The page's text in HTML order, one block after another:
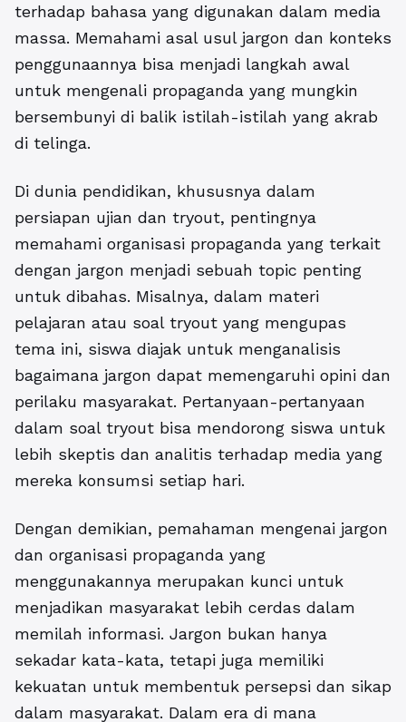
terhadap bahasa yang digunakan dalam media
massa. Memahami asal usul jargon dan konteks
penggunaannya bisa menjadi langkah awal
untuk mengenali propaganda yang mungkin
bersembunyi di balik istilah-istilah yang akrab
di telinga.
Di dunia pendidikan, khususnya dalam
persiapan ujian dan tryout, pentingnya
memahami organisasi propaganda yang terkait
dengan jargon menjadi sebuah topic penting
untuk dibahas. Misalnya, dalam materi
pelajaran atau soal tryout yang mengupas
tema ini, siswa diajak untuk menganalisis
bagaimana jargon dapat memengaruhi opini dan
perilaku masyarakat. Pertanyaan-pertanyaan
dalam soal tryout bisa mendorong siswa untuk
lebih skeptis dan analitis terhadap media yang
mereka konsumsi setiap hari.
Dengan demikian, pemahaman mengenai jargon
dan organisasi propaganda yang
menggunakannya merupakan kunci untuk
menjadikan masyarakat lebih cerdas dalam
memilah informasi. Jargon bukan hanya
sekadar kata-kata, tetapi juga memiliki
kekuatan untuk membentuk persepsi dan sikap
dalam masyarakat. Dalam era di mana